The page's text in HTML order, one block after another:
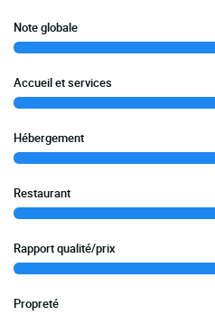
Note globale
Accueil et services
Hébergement
Restaurant
Rapport qualité/prix
Propreté